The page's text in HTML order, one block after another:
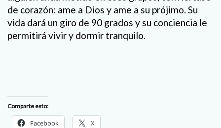
de corazón: ame a Dios y ame a su prójimo. Su
vida dará un giro de 90 grados y su conciencia le
permitirá vivir y dormir tranquilo.
Comparte esto:
Facebook X